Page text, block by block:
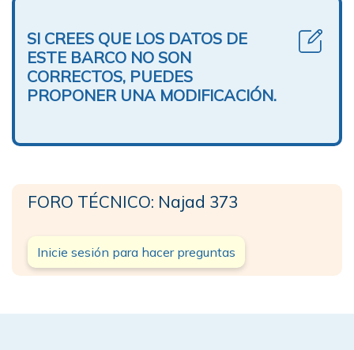
SI CREES QUE LOS DATOS DE
ESTE BARCO NO SON
CORRECTOS, PUEDES
PROPONER UNA MODIFICACIÓN.
FORO TÉCNICO: Najad 373
Inicie sesión para hacer preguntas